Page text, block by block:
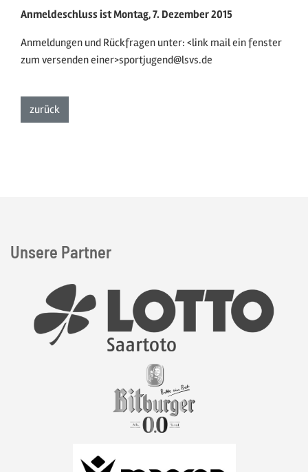
Anmeldeschluss ist Montag, 7. Dezember 2015
Anmeldungen und Rückfragen unter: <link mail ein fenster
zum versenden einer>sportjugend@lsvs.de
zurück
Unsere Partner